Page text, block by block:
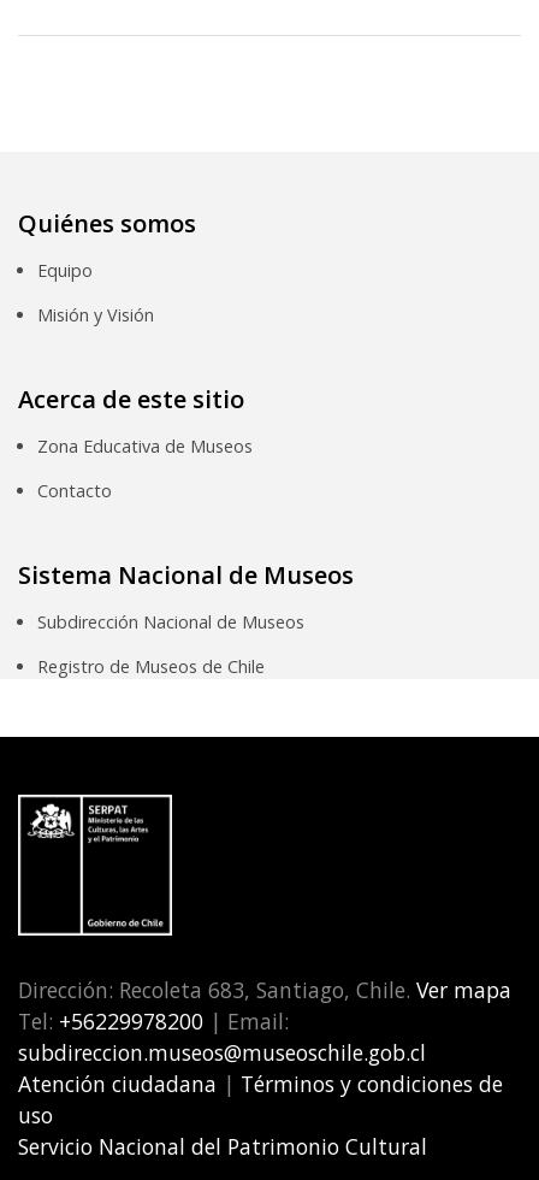
Quiénes somos
Equipo
Misión y Visión
Acerca de este sitio
Zona Educativa de Museos
Contacto
Sistema Nacional de Museos
Subdirección Nacional de Museos
Registro de Museos de Chile
Dirección: Recoleta 683, Santiago, Chile. Ver mapa
Tel: +56229978200 | Email:
subdireccion.museos@museoschile.gob.cl
Atención ciudadana | Términos y condiciones de
uso
Servicio Nacional del Patrimonio Cultural